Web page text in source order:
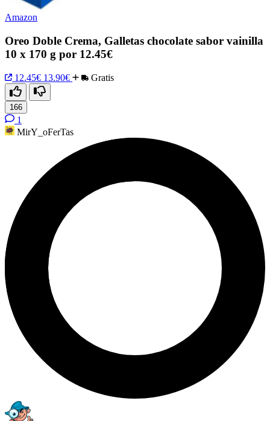
Amazon
Oreo Doble Crema, Galletas chocolate sabor vainilla
10 x 170 g por 12.45€
12.45€ 13.90€ Gratis
166
1
MirY_oFerTas